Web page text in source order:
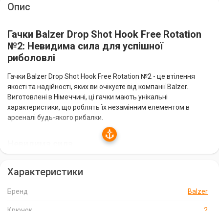
Опис
Гачки Balzer Drop Shot Hook Free Rotation
№2: Невидима сила для успішної
риболовлі
Гачки Balzer Drop Shot Hook Free Rotation №2 - це втілення
якості та надійності, яких ви очікуєте від компанії Balzer.
Виготовлені в Німеччині, ці гачки мають унікальні
характеристики, що роблять їх незамінним елементом в
арсеналі будь-якого рибалки.
невидимі у воді, що дає вам величезну перевагу перед рибою.
відблиски та віддзеркалення, роблячи їх практично
Характеристики
Бренд Balzer